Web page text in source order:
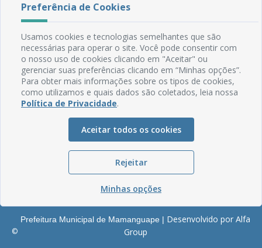
CEP: 58.280-000 - Mamanguape/PB
Email: comunicacao@mamanguape.pb.gov.br
Expediente: Segunda à Sexta, das 08h às 13h
Mapa do Site
Perguntas frequentes
Glossário
Serviços Internos
©
Prefeitura Municipal de Mamanguape | Desenvolvido por Alfa
Group
Preferência de Cookies
Usamos cookies e tecnologias semelhantes que são
necessárias para operar o site. Você pode consentir com
o nosso uso de cookies clicando em "Aceitar" ou
gerenciar suas preferências clicando em “Minhas opções”.
Para obter mais informações sobre os tipos de cookies,
como utilizamos e quais dados são coletados, leia nossa
Política de Privacidade.
Aceitar todos os cookies
Rejeitar
Minhas opções